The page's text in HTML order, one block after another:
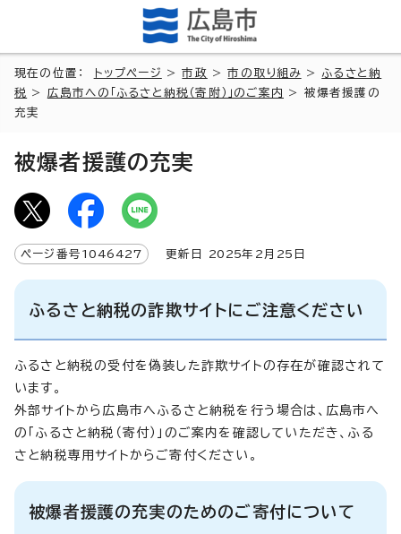
現在の位置： トップページ >市政 >市の取り組み > ふるさと納
税
> 広島市への「ふるさと納税（寄附）」のご案内
> 被爆者援護の
充実
被爆者援護の充実
ページ番号 1046427 更新日 2025年2月 25 日
ふるさと納税の詐欺サイトにご注意ください
ふるさと納税の受付を偽装した詐欺サイトの存在が確認されて
います。
外部サイトから広島市へふるさと納税を行う場合は、広島市へ
の「ふるさと納税（寄付）」のご案内を確認していただき、ふる
さと納税専用サイトからご寄付ください。
被爆者援護の充実のためのご寄付について